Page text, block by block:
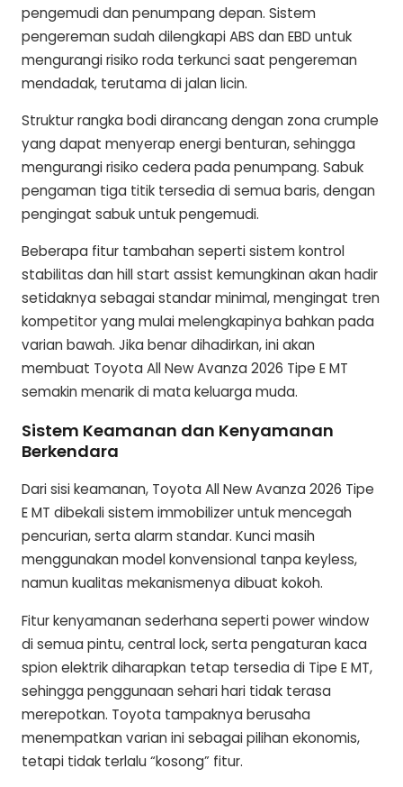
pengemudi dan penumpang depan. Sistem
pengereman sudah dilengkapi ABS dan EBD untuk
mengurangi risiko roda terkunci saat pengereman
mendadak, terutama di jalan licin.
Struktur rangka bodi dirancang dengan zona crumple
yang dapat menyerap energi benturan, sehingga
mengurangi risiko cedera pada penumpang. Sabuk
pengaman tiga titik tersedia di semua baris, dengan
pengingat sabuk untuk pengemudi.
Beberapa fitur tambahan seperti sistem kontrol
stabilitas dan hill start assist kemungkinan akan hadir
setidaknya sebagai standar minimal, mengingat tren
kompetitor yang mulai melengkapinya bahkan pada
varian bawah. Jika benar dihadirkan, ini akan
membuat Toyota All New Avanza 2026 Tipe E MT
semakin menarik di mata keluarga muda.
Sistem Keamanan dan Kenyamanan
Berkendara
Dari sisi keamanan, Toyota All New Avanza 2026 Tipe
E MT dibekali sistem immobilizer untuk mencegah
pencurian, serta alarm standar. Kunci masih
menggunakan model konvensional tanpa keyless,
namun kualitas mekanismenya dibuat kokoh.
Fitur kenyamanan sederhana seperti power window
di semua pintu, central lock, serta pengaturan kaca
spion elektrik diharapkan tetap tersedia di Tipe E MT,
sehingga penggunaan sehari hari tidak terasa
merepotkan. Toyota tampaknya berusaha
menempatkan varian ini sebagai pilihan ekonomis,
tetapi tidak terlalu “kosong” fitur.